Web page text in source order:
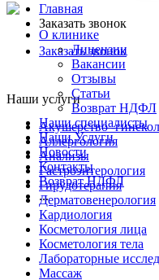
О клинике
Лицензии
Вакансии
Отзывы
Статьи
Возврат НДФЛ
Наши специалисты
Наши Услуги
Новости
Контакты
Возврат НДФЛ
...
Главная
Заказать звонок
Заказать звонок
Наши услуги
Акушерство -
Аллергология
Анализы
Гастроэнтерология
Гирудотерапия
Дерматовенерология
Кардиология
Косметология лица
Косметология тела
Лабораторные
Массаж